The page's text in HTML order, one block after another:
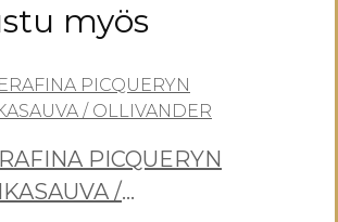
myös
PICQUERYN
/